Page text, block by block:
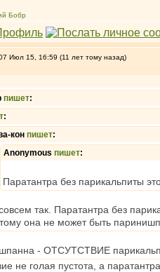
Бобр
Июл 15, 16:59 (11 лет тому назад)
пишет:
:
кон пишет:
Anonymous пишет:
Паратантра без парикальпиты
так. Паратантра без
она не может быть
- ОТСУТСТВИЕ
не голая пустота, а